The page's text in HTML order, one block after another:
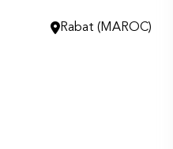
Rabat (MAROC)